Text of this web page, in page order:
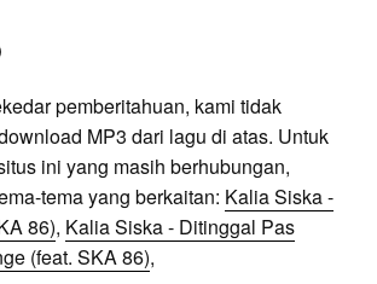
pemberitahuan, kami tidak
MP3 dari lagu di atas. Untuk
ini yang masih berhubungan,
tema yang berkaitan: Kalia Siska -
86), Kalia Siska - Ditinggal Pas
(feat. SKA 86),